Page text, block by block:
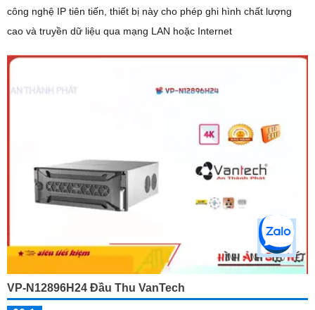
công nghệ IP tiên tiến, thiết bị này cho phép ghi hình chất lượng
cao và truyền dữ liệu qua mạng LAN hoặc Internet
VP-N12896H24 Đầu Thu VanTech